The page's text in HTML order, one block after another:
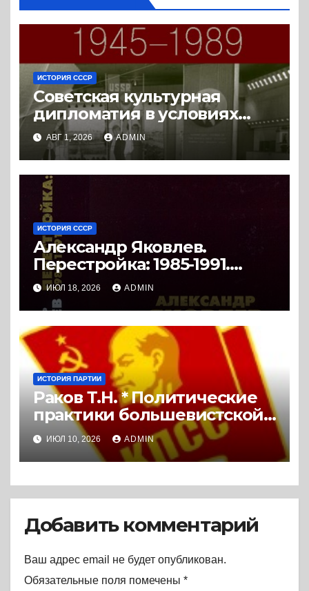
ИСТОРИЯ СССР
Советская культурная
дипломатия в условиях
Холодной войны. 1945-1989.
(2018) * Книга
АВГ 1, 2026 ADMIN
ИСТОРИЯ СССР
Александр Яковлев.
Перестройка: 1985-1991.
Документы. (2008) * Книга
ИЮЛ 18, 2026 ADMIN
ИСТОРИЯ ПАРТИИ
Раков Т.Н. * Политические
практики большевистской
организации Ленинграда в
дискуссиях 1921 и 1925 гг.
(2020) * Диссертация
ИЮЛ 10, 2026 ADMIN
Добавить комментарий
Ваш адрес email не будет опубликован.
Обязательные поля помечены *